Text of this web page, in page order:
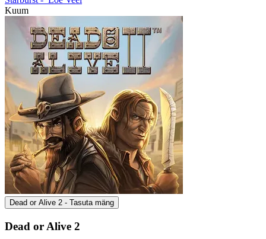
Kuum
Dead or Alive 2 - Tasuta mäng
Dead or Alive 2